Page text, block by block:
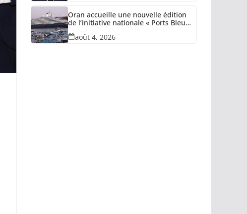
Oran accueille une nouvelle édition
de l’initiative nationale « Ports Bleus
» pour la protection du littoral
août 4, 2026